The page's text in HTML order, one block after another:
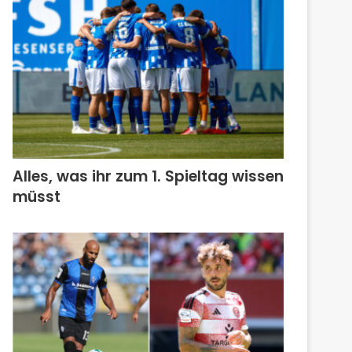
Alles, was ihr zum 1. Spieltag wissen
müsst